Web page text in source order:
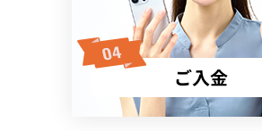
ご入金